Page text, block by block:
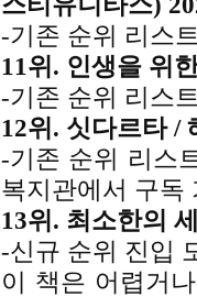
-기존 순위 리스
11위. 인생을 위
-기존 순위 리스
12위. 싯다르타 /
-기존 순위 리스
복지관에서 구독
13위. 최소한의
-신규 순위 진입
이 책은 어렵거